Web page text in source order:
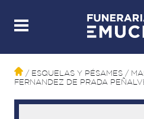
/ ESQUELAS Y PÉSAMES /
FERNANDEZ DE PRADA